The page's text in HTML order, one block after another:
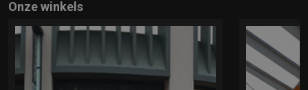
Onze winkels